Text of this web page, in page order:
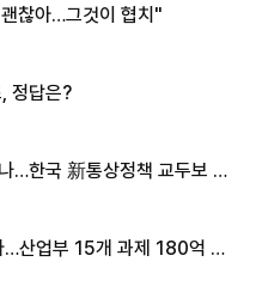
찮아…그것이 협치"
정답은?
…한국 新통상정책 교두보 활
…산업부 15개 과제 180억 지